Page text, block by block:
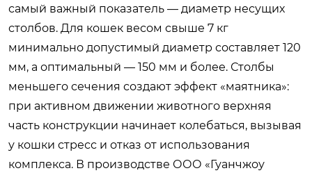
самый важный показатель — диаметр несущих
столбов. Для кошек весом свыше 7 кг
минимально допустимый диаметр составляет 120
мм, а оптимальный — 150 мм и более. Столбы
меньшего сечения создают эффект «маятника»:
при активном движении животного верхняя
часть конструкции начинает колебаться, вызывая
у кошки стресс и отказ от использования
комплекса. В производстве ООО «Гуанчжоу